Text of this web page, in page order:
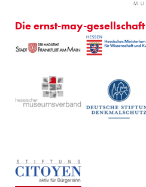
Die ernst-may-